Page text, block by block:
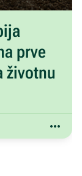
prve
životnu